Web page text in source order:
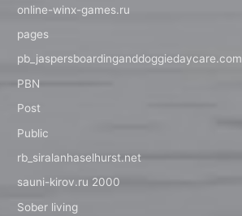
online-winx-games.ru
pages
pb_jaspersboardinganddoggiedaycare.com
PBN
Post
Public
rb_siralanhaselhurst.net
sauni-kirov.ru 2000
Sober living